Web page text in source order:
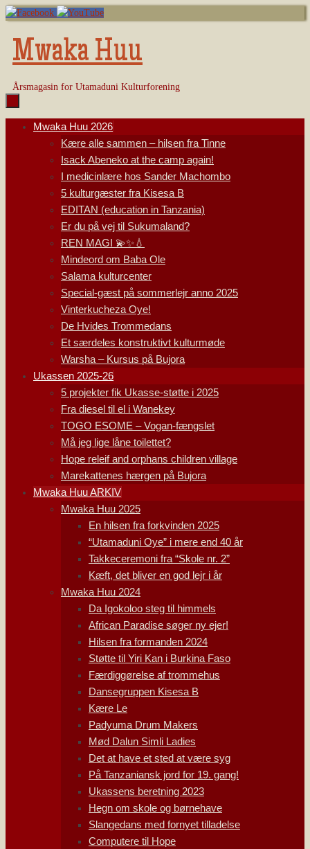
Skip
content
Mwaka Huu
Årsmagasin for Utamaduni Kulturforening
Mwaka Huu 2026
Kære alle sammen – hilsen fra Tinne
Isack Abeneko at the camp again!
I medicinlære hos Sander Machombo
5 kulturgæster fra Kisesa B
EDITAN (education in Tanzania)
Er du på vej til Sukumaland?
REN MAGI 💫✨💧
Mindeord om Baba Ole
Salama kulturcenter
Special-gæst på sommerlejr anno 2025
Vinterkucheza Oye!
De Hvides Trommedans
Et særdeles konstruktivt kulturmøde
Warsha – Kursus på Bujora
Ukassen 2025-26
5 projekter fik Ukasse-støtte i 2025
Fra diesel til el i Wanekey
TOGO ESOME – Vogan-fængslet
Må jeg lige låne toilettet?
Hope releif and orphans children village
Marekattenes hærgen på Bujora
Mwaka Huu ARKIV
Mwaka Huu 2025
En hilsen fra forkvinden 2025
“Utamaduni Oye” i mere end 40 år
Takkeceremoni fra “Skole nr. 2”
Kæft, det bliver en god lejr i år
Mwaka Huu 2024
Da Igokoloo steg til himmels
African Paradise søger ny ejer!
Hilsen fra formanden 2024
Støtte til Yiri Kan i Burkina Faso
Færdiggørelse af trommehus
Dansegruppen Kisesa B
Kære Le
Padyuma Drum Makers
Mød Dalun Simli Ladies
Det at have et sted at være syg
På Tanzaniansk jord for 19. gang!
Ukassens beretning 2023
Hegn om skole og børnehave
Slangedans med fornyet tilladelse
Computere til Hope